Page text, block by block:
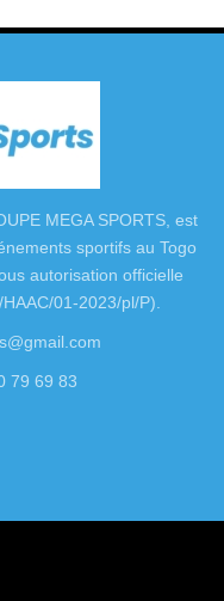
MEGA SPORTS, est
sportifs au Togo
autorisation officielle
01-2023/pl/P).
79 69 83